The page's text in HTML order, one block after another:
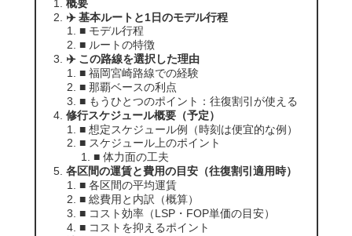
概要
✈️ 基本ルートと1日のモデル行程
■ モデル行程
■ ルートの特徴
✈️ この路線を選択した理由
■ 福岡宮崎路線での経験
■ 那覇ベースの利点
■ もうひとつのポイント：往復割引が使える
修行スケジュール概要（予定）
■ 想定スケジュール例（時刻は便宜的な例）
■ スケジュール上のポイント
■ 体力面の工夫
各区間の運賃と費用の目安（往復割引適用時）
■ 各区間の平均運賃
■ 総費用と内訳（概算）
■ コスト効率（LSP・FOP単価の目安）
■ コストを抑えるポイント